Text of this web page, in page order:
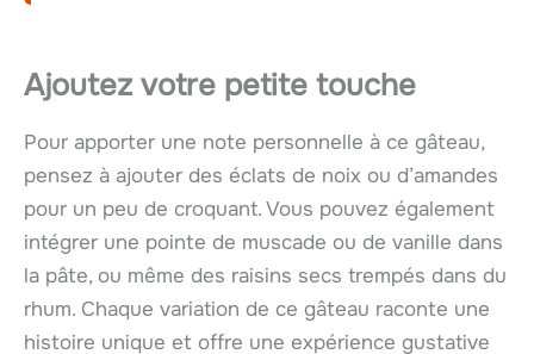
Ajoutez votre petite touche
Pour apporter une note personnelle à ce gâteau,
pensez à ajouter des éclats de noix ou d’amandes
pour un peu de croquant. Vous pouvez également
intégrer une pointe de muscade ou de vanille dans
la pâte, ou même des raisins secs trempés dans du
rhum. Chaque variation de ce gâteau raconte une
histoire unique et offre une expérience gustative